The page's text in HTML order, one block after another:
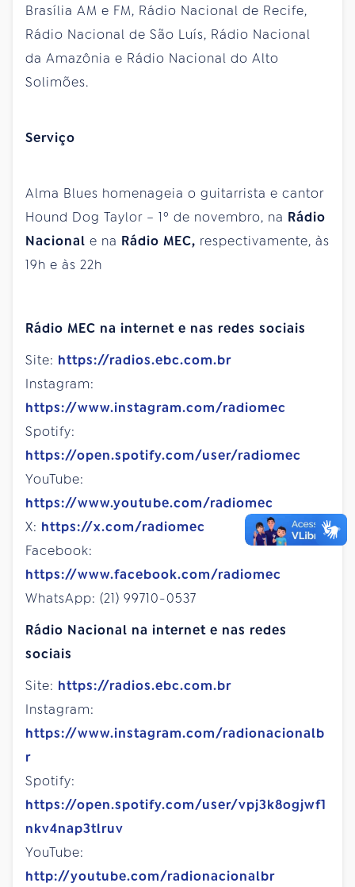
Brasília AM e FM, Rádio Nacional de Recife,
Rádio Nacional de São Luís, Rádio Nacional
da Amazônia e Rádio Nacional do Alto
Solimões.
Serviço
Alma Blues homenageia o guitarrista e cantor
Hound Dog Taylor – 1º de novembro, na Rádio
Nacional e na Rádio MEC, respectivamente, às
19h e às 22h
Rádio MEC na internet e nas redes sociais
Site: https://radios.ebc.com.br
Instagram:
https://www.instagram.com/radiomec
Spotify:
https://open.spotify.com/user/radiomec
YouTube:
https://www.youtube.com/radiomec
X: https://x.com/radiomec
Facebook:
https://www.facebook.com/radiomec
WhatsApp: (21) 99710-0537
Rádio Nacional na internet e nas redes
sociais
Site: https://radios.ebc.com.br
Instagram:
https://www.instagram.com/radionacionalb
r
Spotify:
https://open.spotify.com/user/vpj3k8ogjwf1
nkv4nap3tlruv
YouTube:
http://youtube.com/radionacionalbr